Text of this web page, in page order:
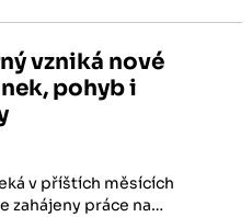
při přípravě výstavby
stanice a ředitelství
Královéhradeckého
vzniká nové
pohyb i
v příštích měsících
zahájeny práce na